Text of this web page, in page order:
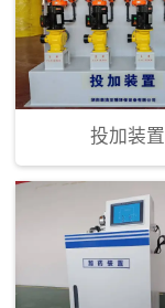
投加装置